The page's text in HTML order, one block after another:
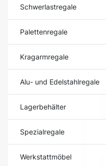
Schwerlastregale
Palettenregale
Kragarmregale
Alu- und Edelstahlregale
Lagerbehälter
Spezialregale
Werkstattmöbel